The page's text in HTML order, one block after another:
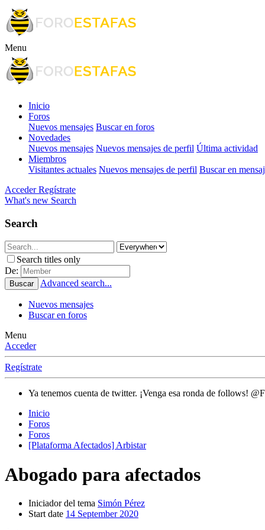
Menu
Inicio
Foros
Nuevos mensajes Buscar en foros
Novedades
Nuevos mensajes Nuevos mensajes de perfil Última actividad
Miembros
Visitantes actuales Nuevos mensajes de perfil Buscar en
Acceder Regístrate
What's new Search
Search
Search titles only
De:
Buscar Advanced search...
Nuevos mensajes
Buscar en foros
Menu
Acceder
Regístrate
Ya tenemos cuenta de twitter. ¡Venga esa ronda de follows!
Inicio
Foros
Foros
[Plataforma Afectados] Arbistar
Abogado para afectados
Iniciador del tema Simón Pérez
Start date 14 September 2020